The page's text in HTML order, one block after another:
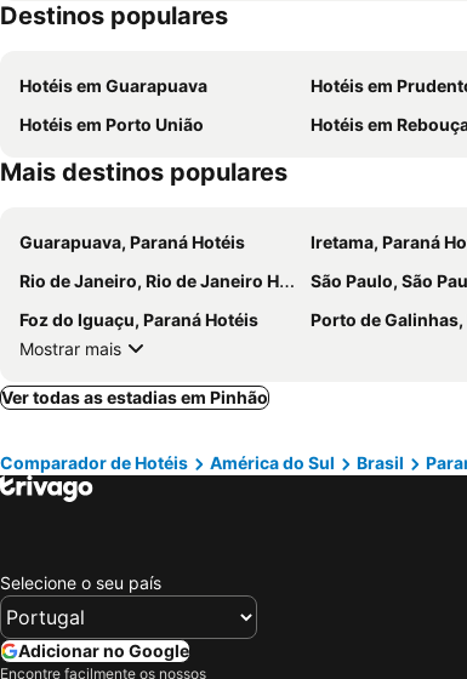
Destinos populares
Hotéis em Guarapuava Hotéis em
Hotéis em Porto União
Hotéis em
Mais destinos populares
Guarapuava, Paraná Hotéis Iretama, Paraná
Rio de Janeiro, Rio de Janeiro Hotéis
São Paulo, São
Foz do Iguaçu, Paraná Hotéis
Porto de Galinhas,
Mostrar mais
Ver todas as estadias em Pinhão
Comparador de Hotéis América do Sul Brasil
Selecione o seu país
Adicionar no Google
Encontre facilmente os nossos